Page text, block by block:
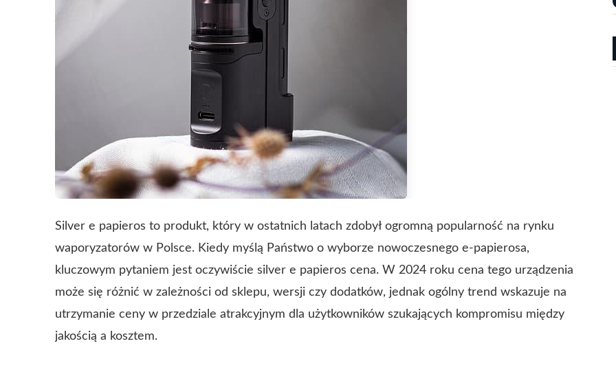
Silver e papieros to produkt, który w ostatnich latach zdobył ogromną popularność na rynku
waporyzatorów w Polsce. Kiedy myślą Państwo o wyborze nowoczesnego e-papierosa,
kluczowym pytaniem jest oczywiście silver e papieros cena. W 2024 roku cena tego urządzenia
może się różnić w zależności od sklepu, wersji czy dodatków, jednak ogólny trend wskazuje na
utrzymanie ceny w przedziale atrakcyjnym dla użytkowników szukających kompromisu między
jakością a kosztem.